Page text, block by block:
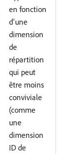
en fonction
d’une
dimension
de
répartition
qui peut
être moins
conviviale
(comme
une
dimension
ID de